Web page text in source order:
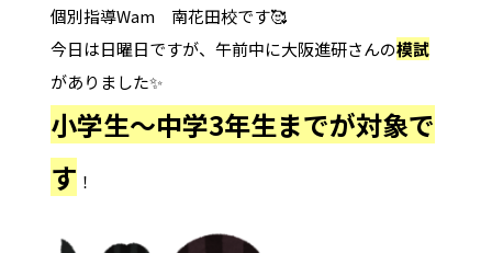
個別指導Wam 南花田校です🥰
今日は日曜日ですが、午前中に大阪進研さんの模試
がありました✨
小学生～中学3年生までが対象で
す ！